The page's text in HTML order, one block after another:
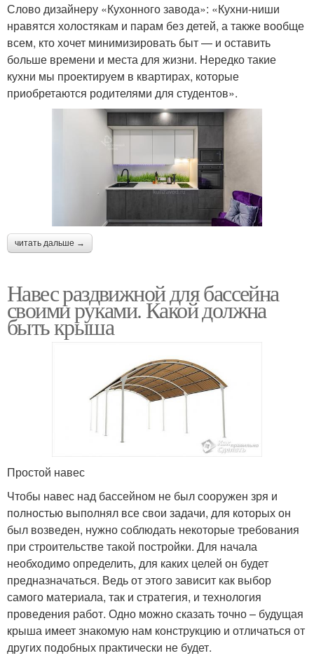
Слово дизайнеру «Кухонного завода»: «Кухни-ниши
нравятся холостякам и парам без детей, а также вообще
всем, кто хочет минимизировать быт — и оставить
больше времени и места для жизни. Нередко такие
кухни мы проектируем в квартирах, которые
приобретаются родителями для студентов».
читать дальше →
Навес раздвижной для бассейна
своими руками. Какой должна
быть крыша
Простой навес
Чтобы навес над бассейном не был сооружен зря и
полностью выполнял все свои задачи, для которых он
был возведен, нужно соблюдать некоторые требования
при строительстве такой постройки. Для начала
необходимо определить, для каких целей он будет
предназначаться. Ведь от этого зависит как выбор
самого материала, так и стратегия, и технология
проведения работ. Одно можно сказать точно – будущая
крыша имеет знакомую нам конструкцию и отличаться от
других подобных практически не будет.